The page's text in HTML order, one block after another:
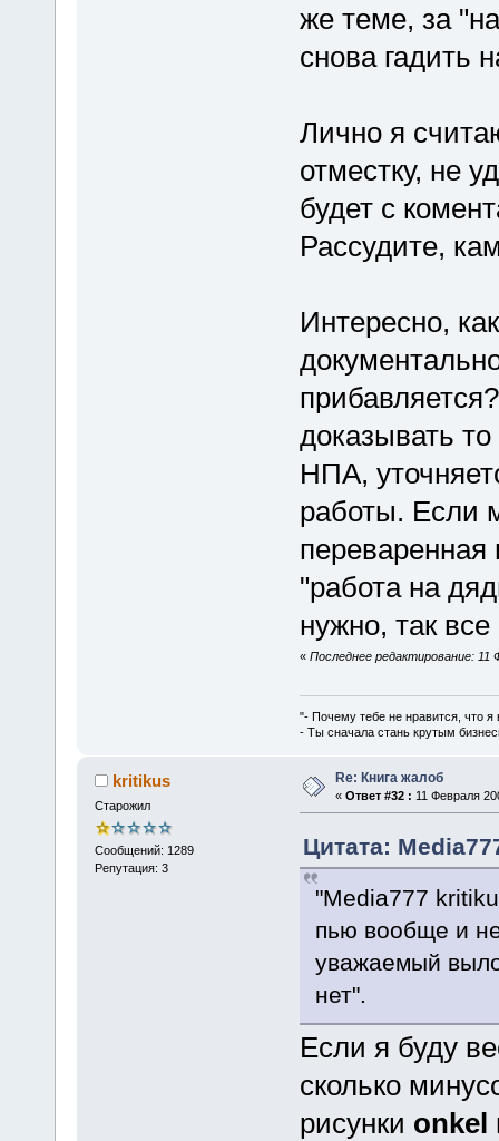
же теме, за
снова гадить
Лично я
отместку, не
будет с
Рассудите,
Интересно,
доказывать
НПА,
работы. Если
переваренная
"работа на
нужно, так
« Последнее редактирование: 11
"- Почему тебе не нравится, что я
- Ты сначала стань крутым
kritikus
Старожил
Сообщений: 1289
Репутация: 3
Re: Книга жалоб
« Ответ #32 : 11 Февраля
Цитата:
"Media777
пью вообще и
уважаемый
нет".
Если я буду
сколько
рисунки onkel